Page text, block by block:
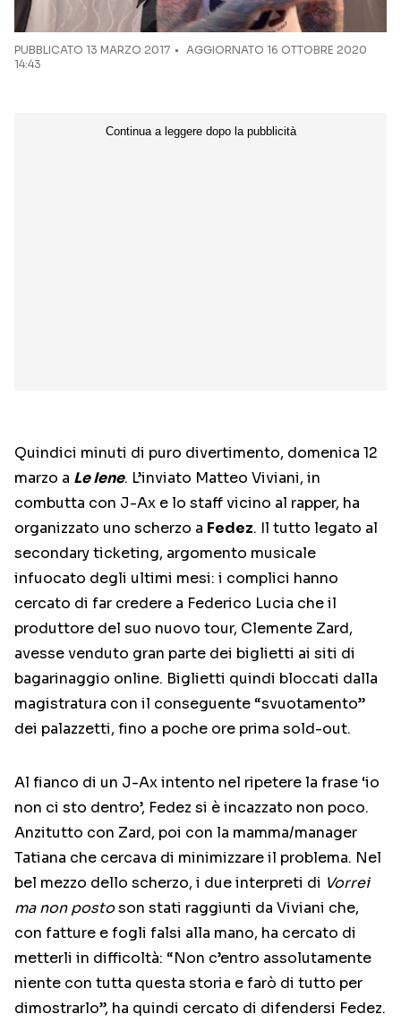
PUBBLICATO 13 MARZO 2017
AGGIORNATO 16 OTTOBRE 2020
14:43
Quindici minuti di puro divertimento, domenica 12
marzo a Le Iene. L’inviato Matteo Viviani, in
combutta con J-Ax e lo staff vicino al rapper, ha
organizzato uno scherzo a Fedez. Il tutto legato al
secondary ticketing, argomento musicale
infuocato degli ultimi mesi: i complici hanno
cercato di far credere a Federico Lucia che il
produttore del suo nuovo tour, Clemente Zard,
avesse venduto gran parte dei biglietti ai siti di
bagarinaggio online. Biglietti quindi bloccati dalla
magistratura con il conseguente “svuotamento”
dei palazzetti, fino a poche ore prima sold-out.
Al fianco di un J-Ax intento nel ripetere la frase ‘io
non ci sto dentro’, Fedez si è incazzato non poco.
Anzitutto con Zard, poi con la mamma/manager
Tatiana che cercava di minimizzare il problema. Nel
bel mezzo dello scherzo, i due interpreti di Vorrei
ma non postoson stati raggiunti da Viviani che,
con fatture e fogli falsi alla mano, ha cercato di
metterli in difficoltà: “Non c’entro assolutamente
niente con tutta questa storia e farò di tutto per
dimostrarlo”, ha quindi cercato di difendersi Fedez.